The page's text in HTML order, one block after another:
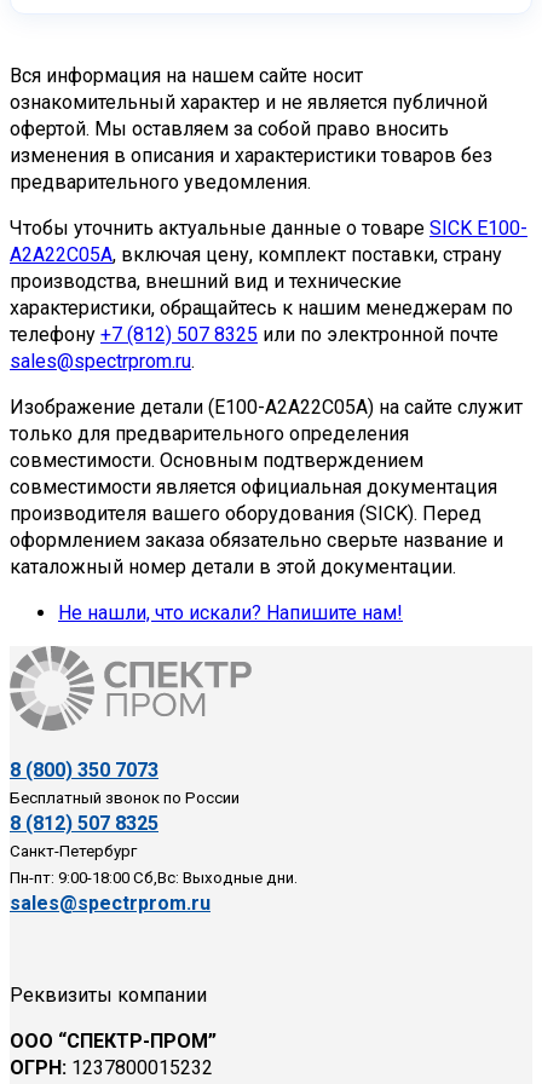
нашим менеджерам для обсуждения
индивидуальных условий.
снятой с производства продукции!
«Спектр-Пром» имеет обширную сеть партнеров
и поставщиков по всему миру, что позволяет нам
находить и поставлять даже редкие компоненты
Sick, которые сняты с производства.
Мы понимаем, как важно поддерживать
работоспособность существующих систем
автоматизации, поэтому прилагаем максимум
усилий для поиска необходимых компонентов.
Наши специалисты готовы найти альтернативные
полной совместимостью.
Обратитесь к нашим менеджерам с точным
артикулом — мы обязательно постараемся
помочь!
Вся информация на нашем сайте носит
ознакомительный характер и не является публичной
офертой. Мы оставляем за собой право вносить
изменения в описания и характеристики товаров без
предварительного уведомления.
Чтобы уточнить актуальные данные о товаре SICK E100-
A2A22C05A, включая цену, комплект поставки, страну
производства, внешний вид и технические
характеристики, обращайтесь к нашим менеджерам по
телефону +7 (812) 507 8325 или по электронной почте
sales@spectrprom.ru.
Изображение детали (E100-A2A22C05A) на сайте служит
только для предварительного определения
совместимости. Основным подтверждением
совместимости является официальная документация
производителя вашего оборудования (SICK). Перед
оформлением заказа обязательно сверьте название и
каталожный номер детали в этой документации.
Не нашли, что искали? Напишите нам!
8 (800) 350 7073
Бесплатный звонок по России
8 (812) 507 8325
Санкт-Петербург
Пн-пт: 9:00-18:00 Сб,Вс: Выходные дни.
sales@spectrprom.ru
Реквизиты компании
ООО “СПЕКТР-ПРОМ”
ОГРН: 1237800015232